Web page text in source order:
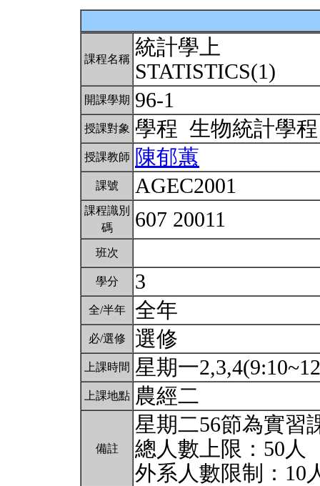
課程名稱 統計學上
STATISTICS(1)
開課學期 96-1
授課對象 學程 生物統計學
授課教師 陳郁蕙
課號 AGEC2001
課程識別
碼
607 20011
班次
學分 3
全/半年 全年
必/選修 選修
上課時間 星期一
上課地點 農經二
備註
星期二56節為實習
總人數上限：50人
外系人數限制：10